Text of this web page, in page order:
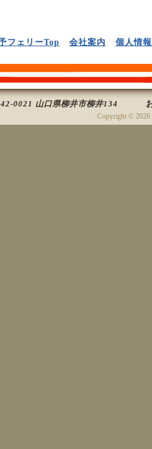
フェリーTop 会社案内 個人情
0021 山口県柳井市柳井134
Copyright © 2026